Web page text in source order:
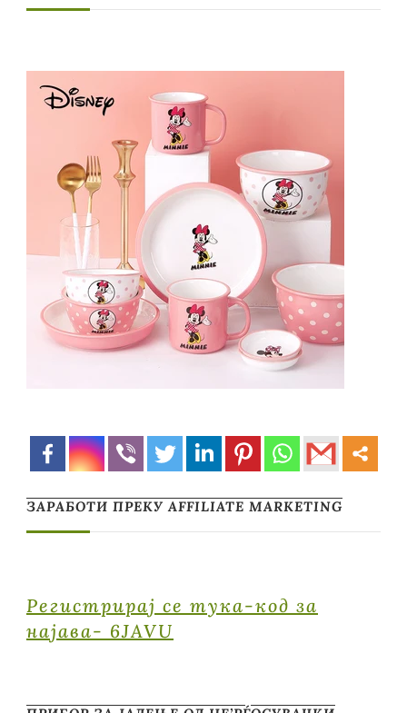
ЗАРАБОТИ ПРЕКУ AFFILIATE MARKETING
Регистрирај се тука-код за
најава- 6JAVU